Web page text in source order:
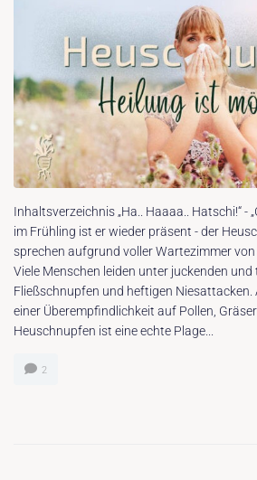
Inhaltsverzeichnis „Ha.. Haaaa.. Hatschi!“ -
im Frühling ist er wieder präsent - der
sprechen aufgrund voller Wartezimmer von
Viele Menschen leiden unter juckenden und
Fließschnupfen und heftigen Niesattacken.
einer Überempfindlichkeit auf Pollen,
Heuschnupfen ist eine echte Plage...
2